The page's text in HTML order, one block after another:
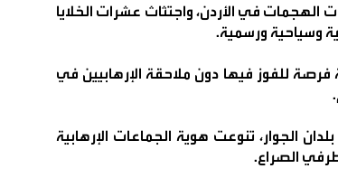
في الأردن، واجتثاث عشرات الخلايا
وسياحية ورسمية.
فرصة للفوز فيها دون ملاحقة الإرهابيين في
الجوار، تنوعت هوية الجماعات الإرهابية
الصراع.